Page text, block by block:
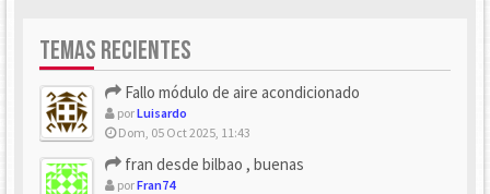
TEMAS RECIENTES
Fallo módulo de aire acondicionado
porLuisardo
Dom, 05 Oct 2025, 11:43
fran desde bilbao , buenas
porFran74